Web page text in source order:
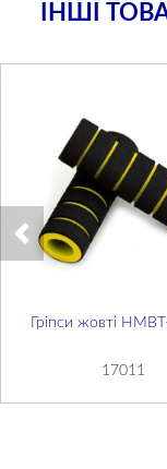
ІНШІ
Гріпси жовті
17011